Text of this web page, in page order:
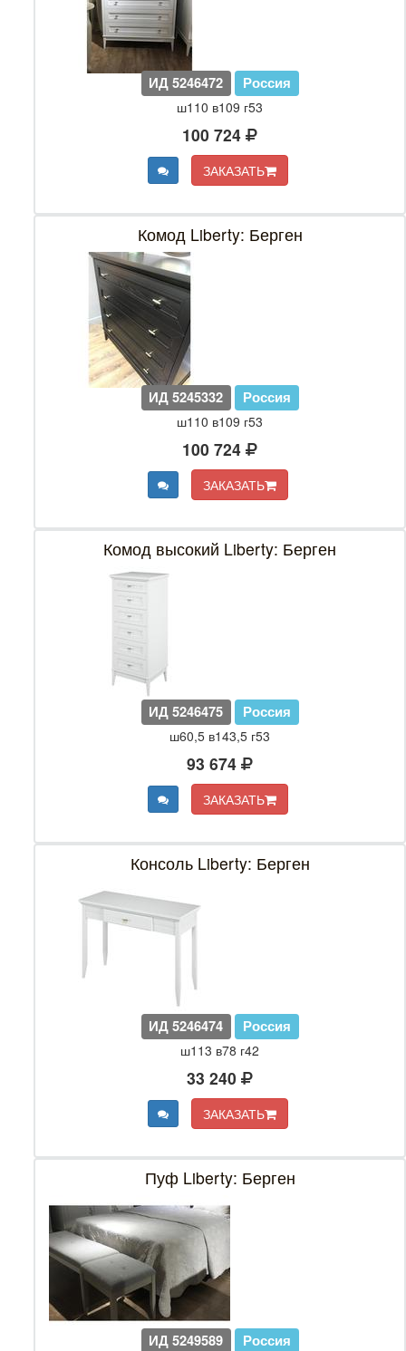
ИД 5246472 Россия
ш110 в109 г53
100 724
ЗАКАЗАТЬ
Комод Liberty: Берген
ИД 5245332 Россия
ш110 в109 г53
100 724
ЗАКАЗАТЬ
Комод высокий Liberty: Берген
ИД 5246475 Россия
ш60,5 в143,5 г53
93 674
ЗАКАЗАТЬ
Консоль Liberty: Берген
ИД 5246474 Россия
ш113 в78 г42
33 240
ЗАКАЗАТЬ
Пуф Liberty: Берген
ИД 5249589 Россия